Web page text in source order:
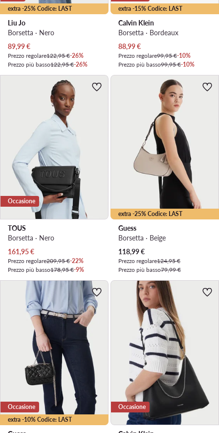
extra -25% Codice: LAST
Liu Jo
Borsetta · Nero
Prezzo attuale
89,99€
Prezzo regolare122,95 €-26%
Prezzo più basso122,95 €-26%
extra -15% Codice: LAST
Calvin Klein
Borsetta · Bordeaux
Prezzo attuale
88,99€
Prezzo regolare99,95 €-10%
Prezzo più basso99,95 €-10%
Occasione
TOUS
Borsetta · Nero
Prezzo attuale
161,95€
Prezzo regolare209,95 €-22%
Prezzo più basso178,95 €-9%
extra -25% Codice: LAST
Guess
Borsetta · Beige
Prezzo attuale
118,99€
Prezzo regolare124,95 €
Prezzo più basso79,99 €
extra -10% Codice: LAST
Occasione Occasione